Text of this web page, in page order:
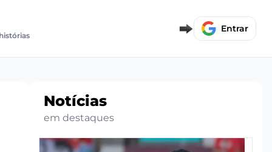
Entrar
Notícias
em destaques